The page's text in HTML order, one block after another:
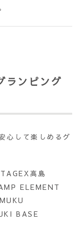
ランピング
心して楽しめるグ
高島
ELEMENT
BASE